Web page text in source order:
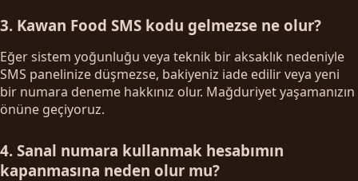
3. Kawan Food SMS kodu gelmezse ne olur?
Eğer sistem yoğunluğu veya teknik bir aksaklık nedeniyle
SMS panelinize düşmezse, bakiyeniz iade edilir veya yeni
bir numara deneme hakkınız olur. Mağduriyet yaşamanızın
önüne geçiyoruz.
4. Sanal numara kullanmak hesabımın
kapanmasına neden olur mu?